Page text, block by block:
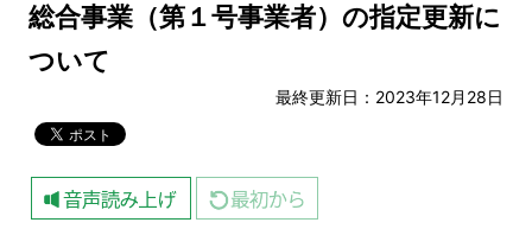
総合事業（第１号事業者）の指定更新に
ついて
最終更新日：2023年12月28日